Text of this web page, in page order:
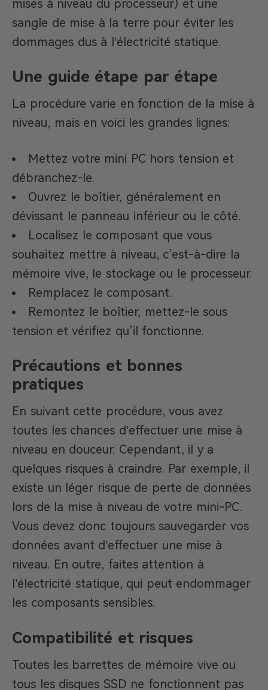
mises à niveau du processeur) et une
sangle de mise à la terre pour éviter les
dommages dus à l’électricité statique.
Une guide étape par étape
La procédure varie en fonction de la mise à
niveau, mais en voici les grandes lignes:
Mettez votre mini PC hors tension et
débranchez-le.
Ouvrez le boîtier, généralement en
dévissant le panneau inférieur ou le côté.
Localisez le composant que vous
souhaitez mettre à niveau, c’est-à-dire la
mémoire vive, le stockage ou le processeur.
Remplacez le composant.
Remontez le boîtier, mettez-le sous
tension et vérifiez qu’il fonctionne.
Précautions et bonnes
pratiques
En suivant cette procédure, vous avez
toutes les chances d’effectuer une mise à
niveau en douceur. Cependant, il y a
quelques risques à craindre. Par exemple, il
existe un léger risque de perte de données
lors de la mise à niveau de votre mini-PC.
Vous devez donc toujours sauvegarder vos
données avant d’effectuer une mise à
niveau. En outre, faites attention à
l’électricité statique, qui peut endommager
les composants sensibles.
Compatibilité et risques
Toutes les barrettes de mémoire vive ou
tous les disques SSD ne fonctionnent pas